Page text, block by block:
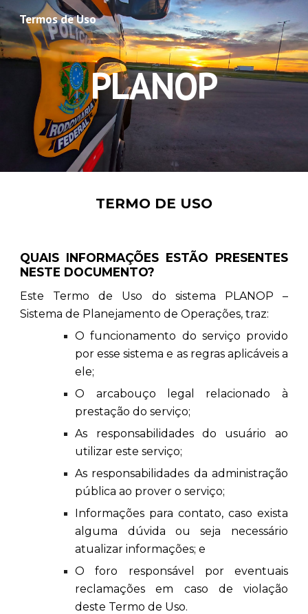
Skip to main content Skip to navigation
Termos de Uso
PLANOP
TERMO DE USO
QUAIS INFORMAÇÕES ESTÃO PRESENTES
NESTE DOCUMENTO?
Este Termo de Uso do sistema PLANOP –
Sistema de Planejamento de Operações, traz:
O funcionamento do serviço provido
por esse sistema e as regras aplicáveis a
ele;
O arcabouço legal relacionado à
prestação do serviço;
As responsabilidades do usuário ao
utilizar este serviço;
As responsabilidades da administração
pública ao prover o serviço;
Informações para contato, caso exista
alguma dúvida ou seja necessário
atualizar informações; e
O foro responsável por eventuais
reclamações em caso de violação
deste Termo de Uso.